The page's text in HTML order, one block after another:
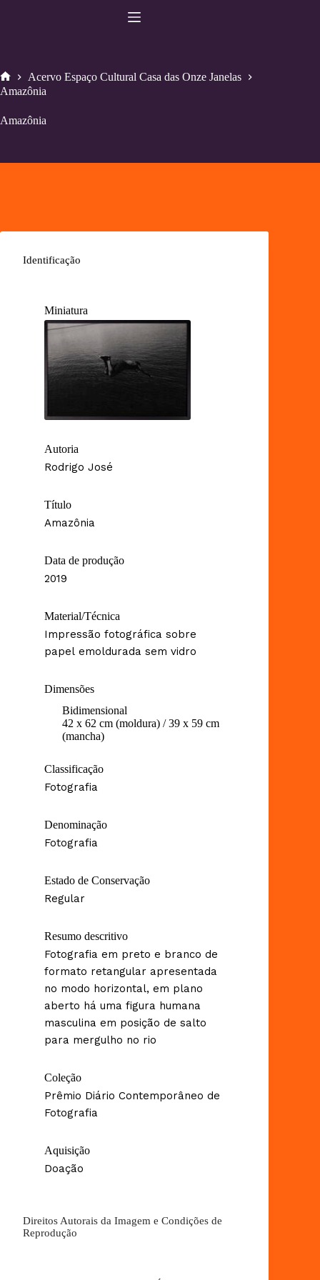
Home
Acervo Espaço Cultural Casa das Onze Janelas
Amazônia
Amazônia
Identificação
Miniatura
Autoria
Rodrigo José
Título
Amazônia
Data de produção
2019
Material/Técnica
Impressão fotográfica sobre
papel emoldurada sem vidro
Dimensões
Bidimensional
42 x 62 cm (moldura) / 39 x 59 cm
(mancha)
Classificação
Fotografia
Denominação
Fotografia
Estado de Conservação
Regular
Resumo descritivo
Fotografia em preto e branco de
formato retangular apresentada
no modo horizontal, em plano
aberto há uma figura humana
masculina em posição de salto
para mergulho no rio
Coleção
Prêmio Diário Contemporâneo de
Fotografia
Aquisição
Doação
Direitos Autorais da Imagem e Condições de
Reprodução